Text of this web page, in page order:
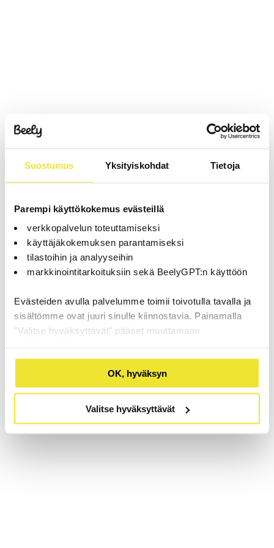
Suostumus Yksityiskohdat Tietoja
Parempi käyttökokemus evästeillä
verkkopalvelun toteuttamiseksi
käyttäjäkokemuksen parantamiseksi
tilastoihin ja analyyseihin
markkinointitarkoituksiin sekä BeelyGPT:n käyttöön
Evästeiden avulla palvelumme toimii toivotulla tavalla ja
sisältömme ovat juuri sinulle kiinnostavia. Painamalla
"Valitse hyväksyttävät" pääset muuttamaan
OK, hyväksyn
Valitse hyväksyttävät